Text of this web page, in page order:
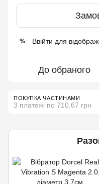
% Ввійти для
До обраного
ПОКУПКА ЧАСТИНАМИ
3 платежі по 710.67 грн